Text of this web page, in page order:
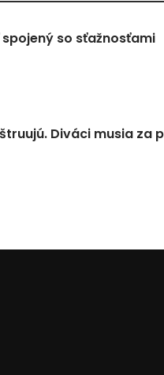
so sťažnosťami
Diváci musia